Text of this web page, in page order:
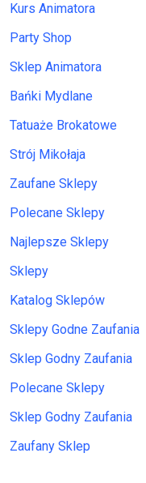
Kurs Animatora
Party Shop
Sklep Animatora
Bańki Mydlane
Tatuaże Brokatowe
Strój Mikołaja
Zaufane Sklepy
Polecane Sklepy
Najlepsze Sklepy
Sklepy
Katalog Sklepów
Sklepy Godne Zaufania
Sklep Godny Zaufania
Polecane Sklepy
Sklep Godny Zaufania
Zaufany Sklep